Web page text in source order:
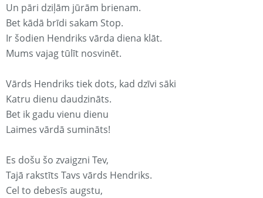
Un pāri dziļām jūrām brienam.
Bet kādā brīdi sakam Stop.
Ir šodien Hendriks vārda diena klāt.
Mums vajag tūlīt nosvinēt.
Vārds Hendriks tiek dots, kad dzīvi sāki
Katru dienu daudzināts.
Bet ik gadu vienu dienu
Laimes vārdā sumināts!
Es došu šo zvaigzni Tev,
Tajā rakstīts Tavs vārds Hendriks.
Cel to debesīs augstu,